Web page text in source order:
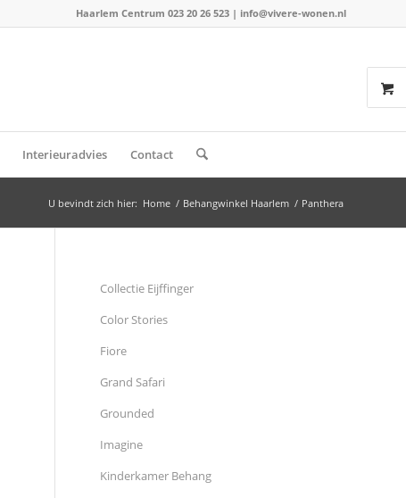
Haarlem Centrum 023 20 26 523 | info@vivere-wonen.nl
Interieuradvies Contact
U bevindt zich hier: Home / Behangwinkel Haarlem / Panthera
Collectie Eijffinger
Color Stories
Fiore
Grand Safari
Grounded
Imagine
Kinderkamer Behang